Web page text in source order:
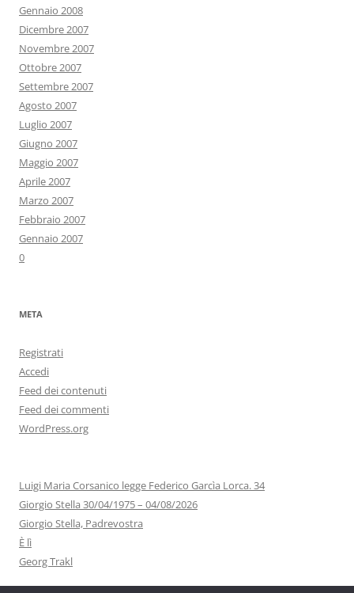
Gennaio 2008
Dicembre 2007
Novembre 2007
Ottobre 2007
Settembre 2007
Agosto 2007
Luglio 2007
Giugno 2007
Maggio 2007
Aprile 2007
Marzo 2007
Febbraio 2007
Gennaio 2007
0
META
Registrati
Accedi
Feed dei contenuti
Feed dei commenti
WordPress.org
Luigi Maria Corsanico legge Federico Garcìa Lorca. 34
Giorgio Stella 30/04/1975 – 04/08/2026
Giorgio Stella, Padrevostra
È lì
Georg Trakl